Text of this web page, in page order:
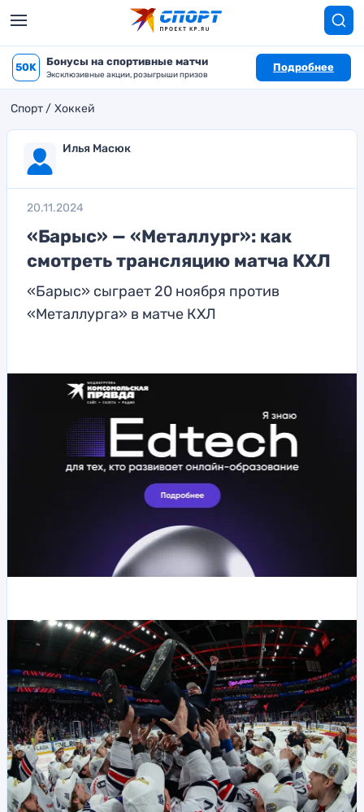
50K Бонусы на спортивные матчи
Эксклюзивные акции, розыгрыши призов
Подробнее
Спорт Хоккей
Илья Масюк
20.11.2024
«Барыс» — «Металлург»: как
смотреть трансляцию матча КХЛ
«Барыс» сыграет 20 ноября против
«Металлурга» в матче КХЛ